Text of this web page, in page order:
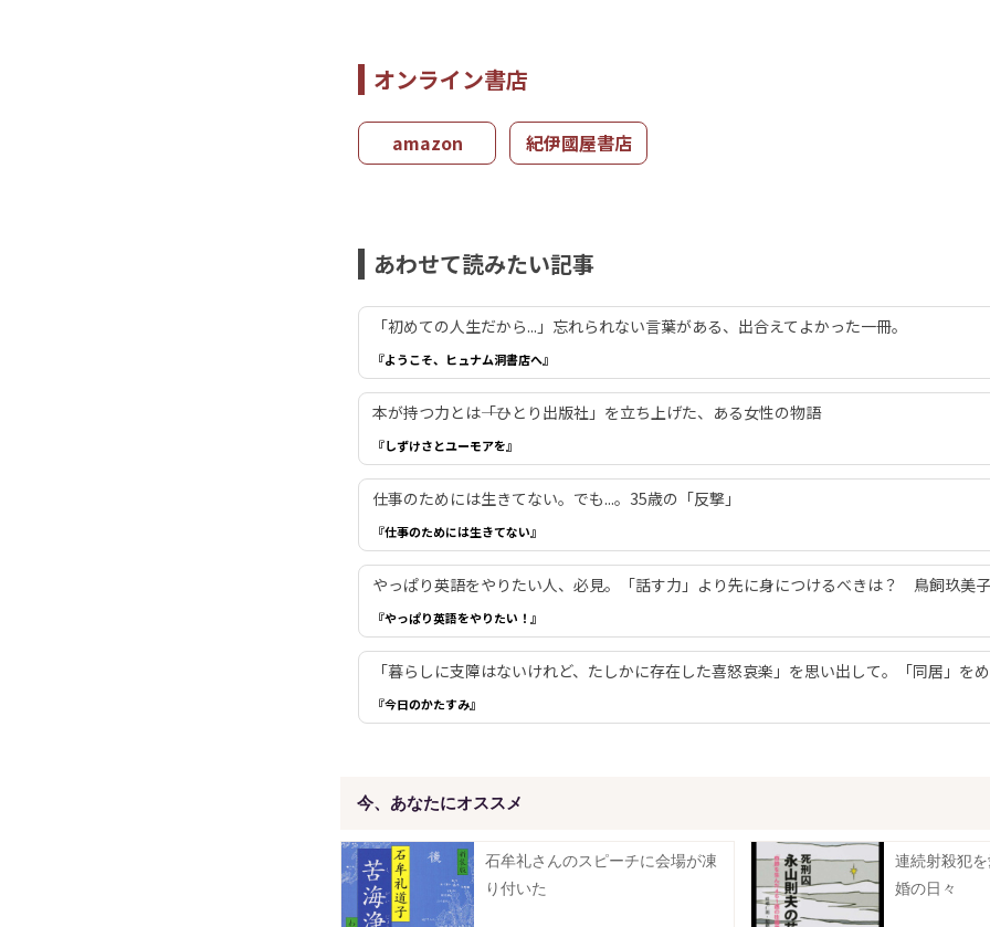
オンライン書店
amazon 紀伊國屋書店
あわせて読みたい記事
「初めての人生だから...」忘れられない言葉がある、出合えてよかった一冊。
『ようこそ、ヒュナム洞書店へ』
本が持つ力とは――「ひとり出版社」を立ち上げた、ある女性の物語
『しずけさとユーモアを』
仕事のためには生きてない。でも...。35歳の「反撃」
『仕事のためには生きてない』
やっぱり英語をやりたい人、必見。「話す力」より先に身につけるべきは？ 鳥飼玖美
『やっぱり英語をやりたい！』
「暮らしに支障はないけれど、たしかに存在した喜怒哀楽」を思い出して。「同居」をめ
『今日のかたすみ』
今、あなたにオススメ
石牟礼さんのスピーチに会場が凍
り付いた
連続射殺犯
婚の日々